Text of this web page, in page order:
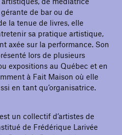
de bar ou de
la tenue de livres, elle
sa pratique artistique,
axée sur la performance. Son
lors de plusieurs
expositions au Québec et en
à Fait Maison où elle
en tant qu’organisatrice.
un collectif d’artistes de
de Frédérique Larivée